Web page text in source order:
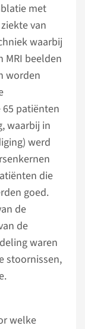
met
van
waarbij
MRI beelden
worden
patiënten
waarbij in
werd
die
goed.
de
de
waren
stoornissen,
welke